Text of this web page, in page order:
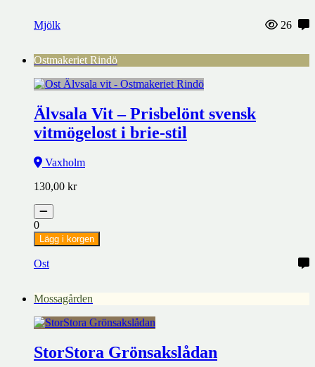
Mjölk 26
Ostmakeriet Rindö
Älvsala Vit – Prisbelönt svensk
vitmögelost i brie-stil
Vaxholm
130,00 kr
0
Lägg i korgen
Ost
Mossagården
StorStora Grönsakslådan